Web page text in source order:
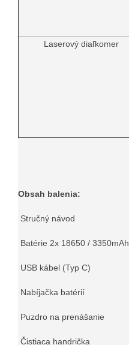
Laserový diaľkomer
Obsah balenia:
Stručný návod
Batérie 2x 18650 / 3350mAh
USB kábel (Typ C)
Nabíjačka batérií
Puzdro na prenášanie
Čistiaca handrička